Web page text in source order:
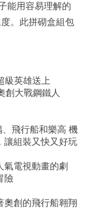
能用容易理解的
。此拼砌盒組包
級英雄送上
創大戰鋼鐵人
飛行船和樂高 機
讓組裝又快又好玩
電視動畫的劇
險
奧創的飛行船翱翔